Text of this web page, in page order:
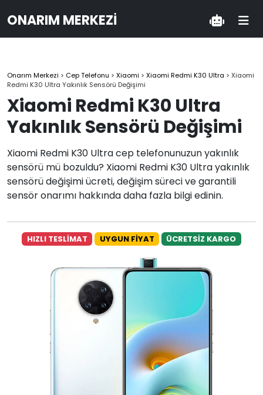
ONARIM MERKEZI
Onarım Merkezi > Cep Telefonu > Xiaomi > Xiaomi Redmi K30 Ultra > Xiaomi
Redmi K30 Ultra Yakınlık Sensörü Değişimi
Xiaomi Redmi K30 Ultra
Yakınlık Sensörü Değişimi
Xiaomi Redmi K30 Ultra cep telefonunuzun yakınlık
sensörü mü bozuldu? Xiaomi Redmi K30 Ultra yakınlık
sensörü değişimi ücreti, değişim süreci ve garantili
sensör onarımı hakkında daha fazla bilgi edinin.
HIZLI TESLİMAT UYGUN FİYAT ÜCRETSİZ KARGO